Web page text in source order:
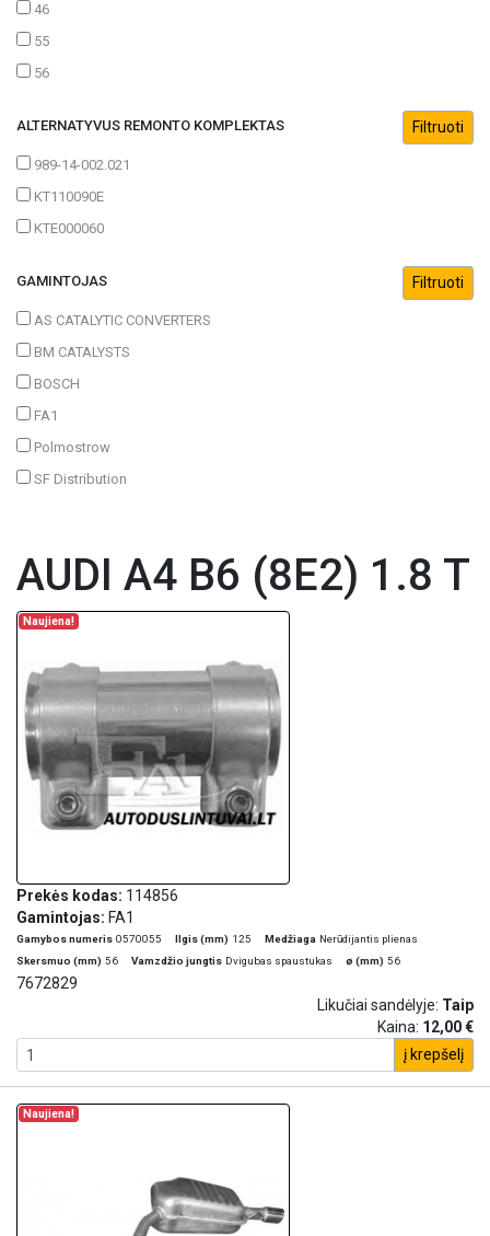
46
55
56
ALTERNATYVUS REMONTO KOMPLEKTAS
989-14-002.021
KT110090E
KTE000060
GAMINTOJAS
AS CATALYTIC CONVERTERS
BM CATALYSTS
BOSCH
FA1
Polmostrow
SF Distribution
AUDI A4 B6 (8E2) 1.8 T
Naujiena!
Prekės kodas: 114856
Gamintojas: FA1
Gamybos numeris 0570055 Ilgis (mm) 125 Medžiaga Nerūdijantis plienas
Skersmuo (mm) 56 Vamzdžio jungtis Dvigubas spaustukas ø (mm) 56
7672829
Likučiai sandėlyje: Taip
Kaina: 12,00 €
į krepšelį
Naujiena!